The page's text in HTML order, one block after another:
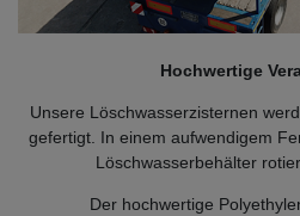
Hochwertige
Unsere Löschwasserzisternen
gefertigt. In einem aufwendigem
Löschwasserbehälter
Der hochwertige